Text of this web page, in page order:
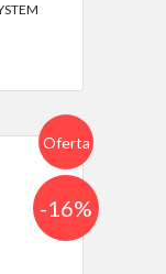
Oferta
-16%